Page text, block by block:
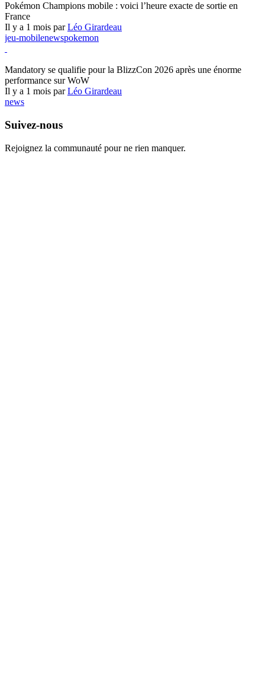
Pokémon Champions mobile : voici l’heure exacte de sortie en
France
Il y a 1 mois parLéo Girardeau
jeu-mobilenewspokemon
Mandatory se qualifie pour la BlizzCon 2026 après une énorme
performance sur WoW
Il y a 1 mois parLéo Girardeau
news
Suivez-nous
Rejoignez la communauté pour ne rien manquer.